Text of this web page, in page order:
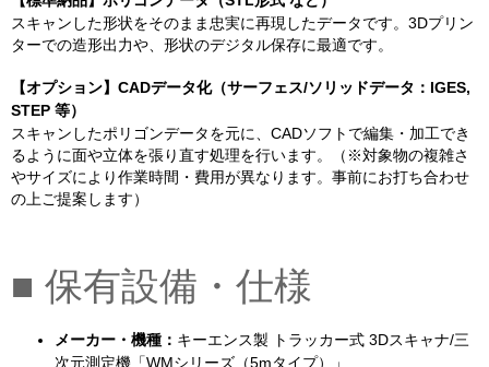
スキャンした形状をそのまま忠実に再現したデータです。3Dプリン
ターでの造形出力や、形状のデジタル保存に最適です。
【オプション】CADデータ化（サーフェス/ソリッドデータ：IGES,
STEP 等）
スキャンしたポリゴンデータを元に、CADソフトで編集・加工でき
るように面や立体を張り直す処理を行います。（※対象物の複雑さ
やサイズにより作業時間・費用が異なります。事前にお打ち合わせ
の上ご提案します）
■ 保有設備・仕様
メーカー・機種： キーエンス製 トラッカー式 3Dスキャナ/三
次元測定機「WMシリーズ（5mタイプ）」